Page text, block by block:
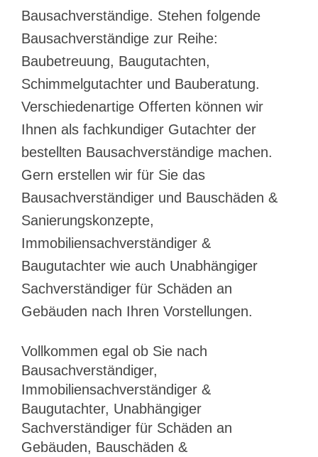
Bausachverständige. Stehen folgende
Bausachverständige zur Reihe:
Baubetreuung, Baugutachten,
Schimmelgutachter und Bauberatung.
Verschiedenartige Offerten können wir
Ihnen als fachkundiger Gutachter der
bestellten Bausachverständige machen.
Gern erstellen wir für Sie das
Bausachverständiger und Bauschäden &
Sanierungskonzepte,
Immobiliensachverständiger &
Baugutachter wie auch Unabhängiger
Sachverständiger für Schäden an
Gebäuden nach Ihren Vorstellungen.
Vollkommen egal ob Sie nach
Bausachverständiger,
Immobiliensachverständiger &
Baugutachter, Unabhängiger
Sachverständiger für Schäden an
Gebäuden, Bauschäden &